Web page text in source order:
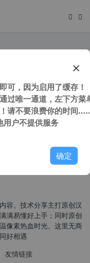
容。技术分享主打原创汉
满易懂好上手；同时原创
像素热血时光。这里无商
好相遇
友情链接
可，因为启用了缓存！
过唯一通道，左下方菜
请不要浪费你的时间
用户不提供服务
确定